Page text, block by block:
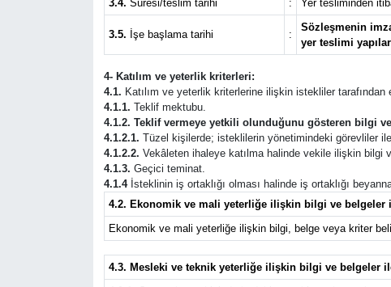
3.4. Süresi/teslim tarihi : Yer tesliminden
3.5. İşe başlama tarihi :
Sözleşmenin
yer teslimi
4- Katılım ve yeterlik kriterleri:
4.1. Katılım ve yeterlik kriterlerine ilişkin istekliler
4.1.1. Teklif mektubu.
4.1.2. Teklif vermeye yetkili olunduğunu gösteren bilgi
4.1.2.1. Tüzel kişilerde; isteklilerin yönetimindeki görevliler
4.1.2.2. Vekâleten ihaleye katılma halinde vekile ilişkin bilgi
4.1.3. Geçici teminat.
4.1.4İsteklinin iş ortaklığı olması halinde iş ortaklığı
4.2. Ekonomik ve mali yeterliğe ilişkin bilgi ve belgeler
Ekonomik ve mali yeterliğe ilişkin bilgi, belge veya kriter
4.3. Mesleki ve teknik yeterliğe ilişkin bilgi ve belgeler